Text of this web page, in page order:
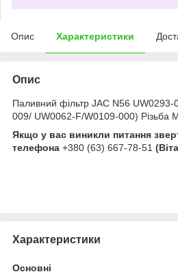
Опис Характеристики
Опис
Паливний фільтр JAC N56
009/ UW0062-F/W0109-000) Різьба
Якщо у вас виникли питання
телефона +380 (63) 667-78-51
Характеристики
Основні